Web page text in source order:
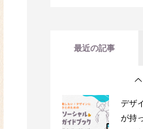
最近の記事
デザ
デザ
を公
創造